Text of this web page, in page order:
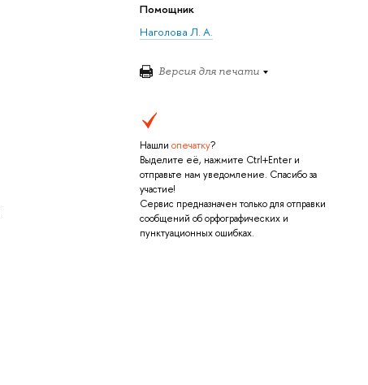
Помощник
Наголова Л. А.
Версия для печати
Нашли опечатку?
Выделите её, нажмите Ctrl+Enter и
отправьте нам уведомление. Спасибо за
участие!
Сервис предназначен только для отправки
сообщений об орфографических и
пунктуационных ошибках.